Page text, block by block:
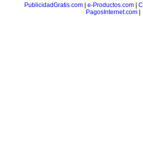
PublicidadGratis.com
e-Productos.com
PagosInternet.com